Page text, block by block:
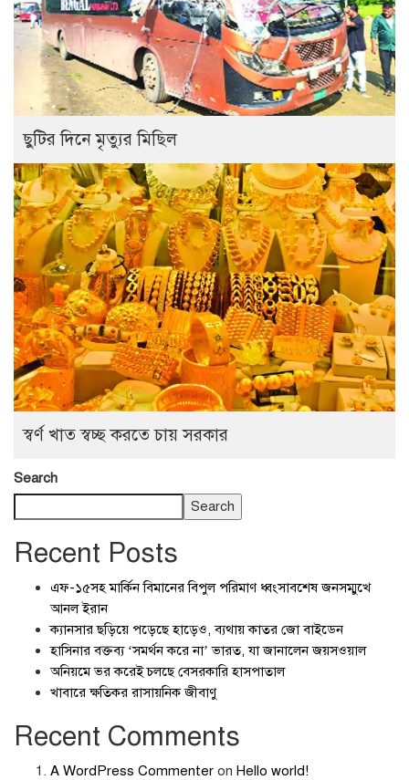
ছুটির দিনে মৃত্যুর মিছিল
স্বর্ণ খাত স্বচ্ছ করতে চায় সরকার
Search
Search
Recent Posts
এফ-১৫সহ মার্কিন বিমানের বিপুল পরিমাণ ধ্বংসাবশেষ জনসম্মুখে
আনল ইরান
ক্যানসার ছড়িয়ে পড়েছে হাড়েও, ব্যথায় কাতর জো বাইডেন
হাসিনার বক্তব্য ‘সমর্থন করে না’ ভারত, যা জানালেন জয়সওয়াল
অনিয়মে ভর করেই চলছে বেসরকারি হাসপাতাল
খাবারে ক্ষতিকর রাসায়নিক জীবাণু
Recent Comments
A WordPress Commenter on Hello world!